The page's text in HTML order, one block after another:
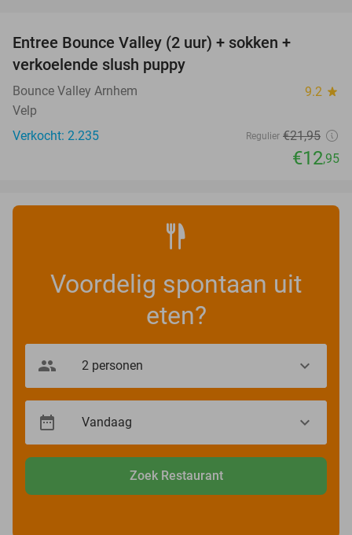
Entree Bounce Valley (2 uur) + sokken +
verkoelende slush puppy
Bounce Valley Arnhem 9.2 star
Velp
Verkocht: 2.235
Regulier €21,95
€12,95
Voordelig spontaan uit
eten?
Zoek Restaurant